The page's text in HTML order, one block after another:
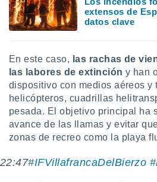
utilizar
crear un
uso de
la
contenido
medir el
el
extensos de
datos clave
En este caso, las rachas de
las labores de extinción y han
dispositivo con medios aéreos y
helicópteros, cuadrillas
pesada. El objetivo principal ha
avance de las llamas y evitar
zonas de recreo como la playa
22:47#IFVillafrancaDelBierzo